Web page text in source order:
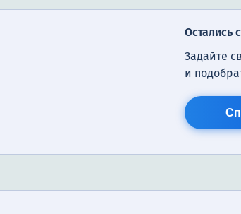
Остались
Задайте
и